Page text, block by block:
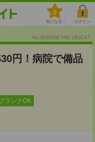
0
気になる！ ログイン
No.NISSOETRK-1BJ147
円！病院で備品
ランクOK